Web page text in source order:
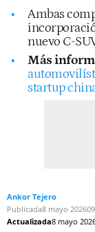
Ambas
nuevo C-
Más
startup
Ankor Tejero
Publicada8 mayo 2026
Actualizada8 mayo